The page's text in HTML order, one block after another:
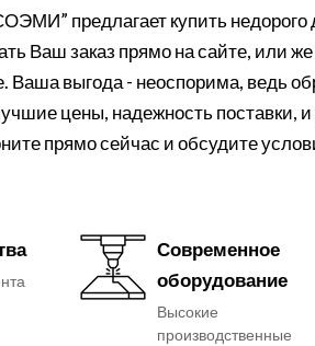
предлагает купить
Ваш заказ прямо на сайте, или
Ваша выгода - неоспорима, ведь
цены, надежность поставки,
прямо сейчас и обсудите
Современное
оборудование
Высокие
производственные